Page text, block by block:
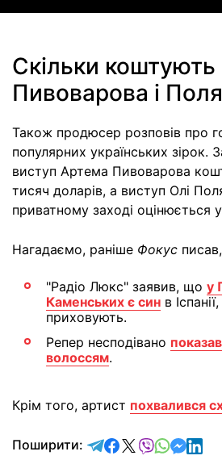
Скільки коштують
Пивоварова і
Також продюсер розповів про
популярних українських зірок.
виступ Артема Пивоварова
тисяч доларів, а виступ Олі
приватному заході оцінюється
Нагадаємо, раніше Фокус
"Радіо Люкс" заявив, що у
Каменських є син в
приховують.
Репер несподівано
волоссям.
Крім того, артист похвалився
Поширити: відправити у
поділитись у
поділитись у